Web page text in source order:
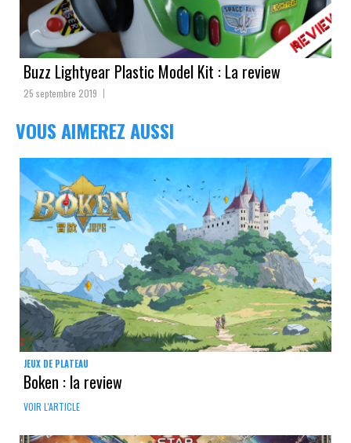
Buzz Lightyear Plastic Model Kit : La review
25 septembre 2019
VOUS AIMEREZ AUSSI
JEUX DE PLATEAU
Boken : la review
VOIR L'ARTICLE